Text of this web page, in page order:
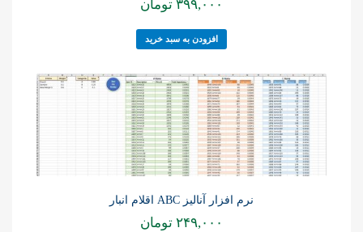
۳۹۹,۰۰۰ تومان
افزودن به سبد خرید
نرم افزار آنالیز ABC اقلام انبار
۲۴۹,۰۰۰ تومان